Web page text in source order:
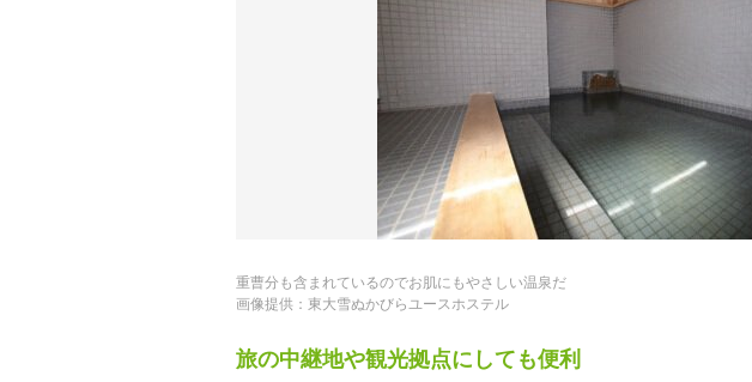
重曹分も含まれているのでお肌にもやさしい温泉だ
画像提供：東大雪ぬかびらユースホステル
旅の中継地や観光拠点にしても便利